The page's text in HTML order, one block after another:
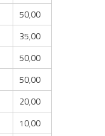
50,00
35,00
50,00
50,00
20,00
10,00